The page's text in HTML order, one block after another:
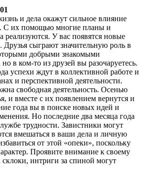
и дела окажут сильное влияние
С их помощью многие планы и
реализуются. У вас появятся новые
сыграют значительную роль в
добрыми знакомыми
в ком-то из друзей вы разочаруетесь.
успехи ждут в коллективной работе и
и перспективной деятельности.
свободная деятельность. Осенью
и вместе с их появлением вернутся и
года вы в поиске новых идей и
Но последние два месяца года
трудности. Завистники могут
вмешаться в ваши дела и личную
от этой «опеки», поскольку
Проявите внимание к своему
интриги за спиной могут